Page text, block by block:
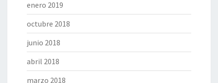
enero 2019
octubre 2018
junio 2018
abril 2018
marzo 2018